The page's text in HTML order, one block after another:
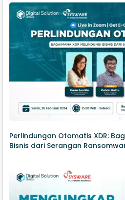
Perlindungan Otomatis XDR:
Bisnis dari Serangan